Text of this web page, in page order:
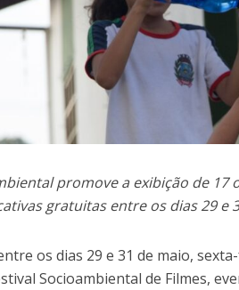
promove a exibição de 17
gratuitas entre os dias 29 e
os dias 29 e 31 de maio,
Socioambiental de Filmes,